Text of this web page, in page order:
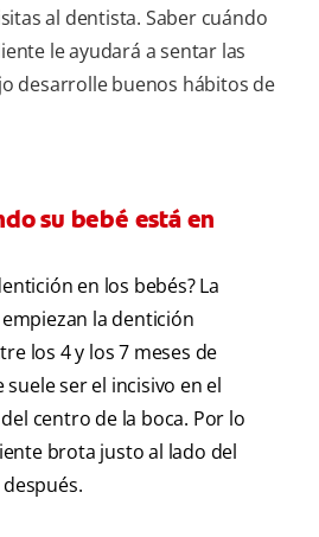
al dentista. Saber cuándo
le ayudará a sentar las
desarrolle buenos hábitos de
su bebé está en
en los bebés? La
la dentición
los 4 y los 7 meses de
ser el incisivo en el
centro de la boca. Por lo
brota justo al lado del